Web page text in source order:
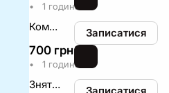
• 1 година
Комплекс Френч
700 грн₴
• 1 година
Записатися
Зняття гель-лаку